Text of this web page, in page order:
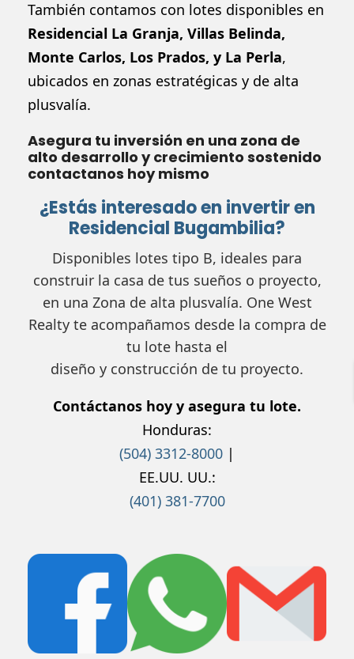
También contamos con lotes disponibles en
Residencial La Granja, Villas Belinda,
Monte Carlos, Los Prados, y La Perla,
ubicados en zonas estratégicas y de alta
plusvalía.
Asegura tu inversión en una zona de
alto desarrollo y crecimiento sostenido
contactanos hoy mismo
¿Estás interesado en invertir en
Residencial Bugambilia?
Disponibles lotes tipo B, ideales para
construir la casa de tus sueños o proyecto,
en una Zona de alta plusvalía. One West
Realty te acompañamos desde la compra de
tu lote hasta el
diseño y construcción de tu proyecto.
Contáctanos hoy y asegura tu lote.
Honduras:
(504) 3312-8000 |
EE.UU. UU.:
(401) 381-7700